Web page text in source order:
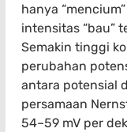
hanya
intensitas “bau”
Semakin tinggi
perubahan
antara potensial
persamaan
54–59 mV per